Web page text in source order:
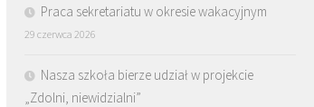
Praca sekretariatu w okresie wakacyjnym
29 czerwca 2026
Nasza szkoła bierze udział w projekcie
„Zdolni, niewidzialni”